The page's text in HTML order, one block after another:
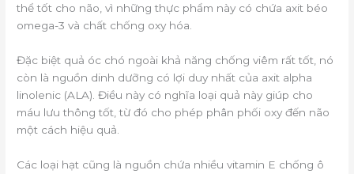
thể tốt cho não, vì những thực phẩm này có chứa axit béo
omega-3 và chất chống oxy hóa.
Đặc biệt quả óc chó ngoài khả năng chống viêm rất tốt, nó
còn là nguồn dinh dưỡng có lợi duy nhất của axit alpha
linolenic (ALA). Điều này có nghĩa loại quả này giúp cho
máu lưu thông tốt, từ đó cho phép phân phối oxy đến não
một cách hiệu quả.
Các loại hạt cũng là nguồn chứa nhiều vitamin E chống ô